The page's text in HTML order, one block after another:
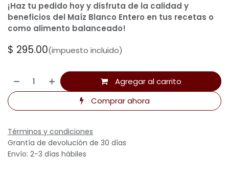
¡Haz tu pedido hoy y disfruta de la calidad y
beneficios del Maíz Blanco Entero en tus recetas o
como alimento balanceado!
$ 295.00(impuesto incluido)
Agregar al carrito
Comprar ahora
Términos y condiciones
Grantía de devolución de 30 días
Envío: 2-3 días hábiles